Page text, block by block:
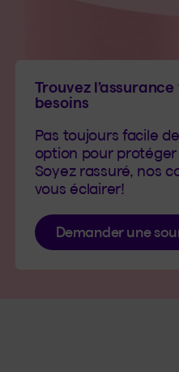
Trouvez
besoins
Pas toujours facile
option pour protéger
Soyez rassuré, nos
vous éclairer!
Demander une